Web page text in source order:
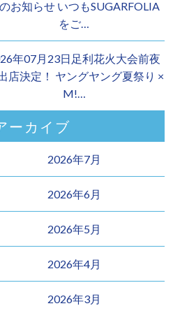
お知らせ いつもSUGARFOLIA
をご…
年07月23日足利花火大会前夜
店決定！ ヤングヤング夏祭り ×
M!…
ーカイブ
2026年7月
2026年6月
2026年5月
2026年4月
2026年3月